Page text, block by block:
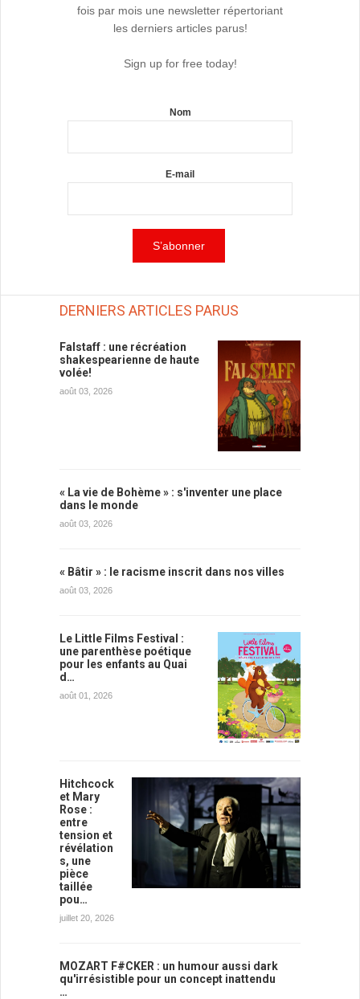
fois par mois une newsletter répertoriant
les derniers articles parus!
Sign up for free today!
Nom
E-mail
DERNIERS ARTICLES PARUS
Falstaff : une récréation
shakespearienne de haute
volée!
août 03, 2026
« La vie de Bohème » : s'inventer une place
dans le monde
août 03, 2026
« Bâtir » : le racisme inscrit dans nos villes
août 03, 2026
Le Little Films Festival :
une parenthèse poétique
pour les enfants au Quai
d…
août 01, 2026
Hitchcock
et Mary
Rose :
entre
tension et
révélation
s, une
pièce
taillée
pou…
juillet 20, 2026
MOZART F#CKER : un humour aussi dark
qu'irrésistible pour un concept inattendu
…